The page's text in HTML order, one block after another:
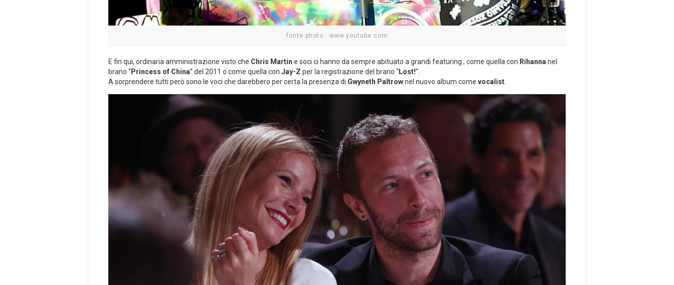
fonte photo : www.youtube.com
E fin qui, ordinaria amministrazione visto che Chris Martin e soci ci hanno da sempre abituato a grandi featuring , come quella con Rihannanel
brano “Princess of China” del 2011 o come quella con Jay-Z per la registrazione del brano “Lost!“.
A sorprendere tutti però sono le voci che darebbero per certa la presenza di Gwyneth Paltrownel nuovo album come vocalist.